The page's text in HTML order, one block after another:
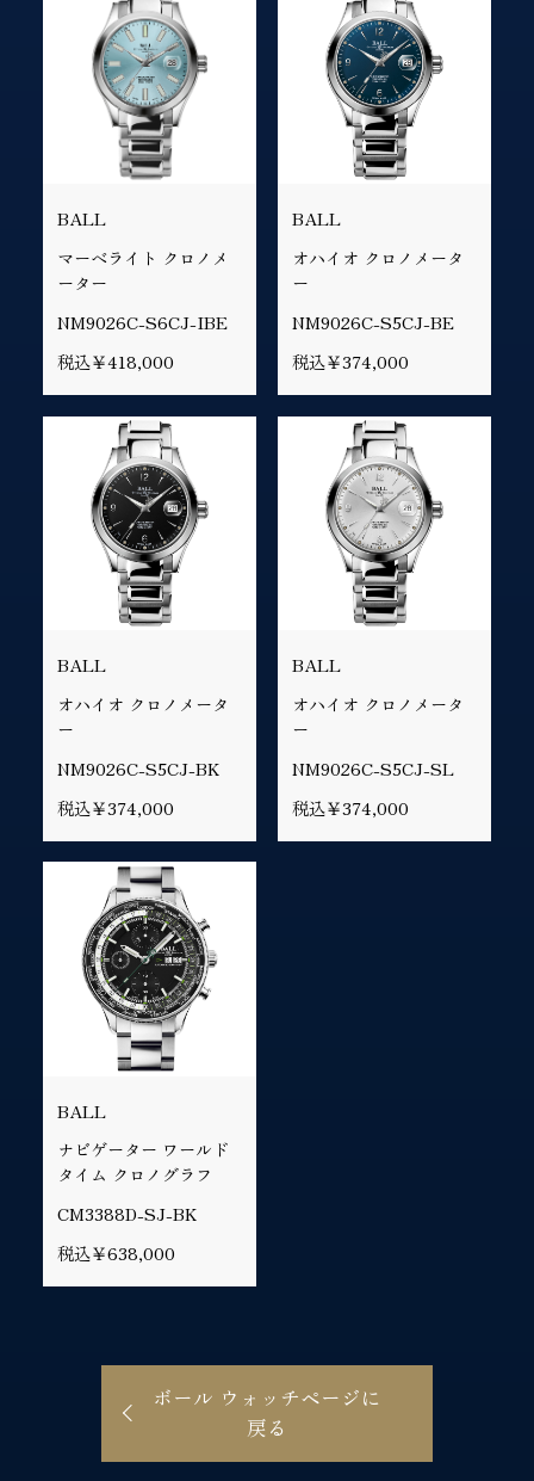
BALL
マーベライト クロノメ
ーター
NM9026C-S6CJ-IBE
税込￥418,000
BALL
オハイオ クロノメータ
ー
NM9026C-S5CJ-BE
税込￥374,000
BALL
オハイオ クロノメータ
ー
NM9026C-S5CJ-BK
税込￥374,000
BALL
オハイオ クロノメータ
ー
NM9026C-S5CJ-SL
税込￥374,000
BALL
ナビゲーター ワールド
タイム クロノグラフ
CM3388D-SJ-BK
税込￥638,000
ボール ウォッチページに
戻る